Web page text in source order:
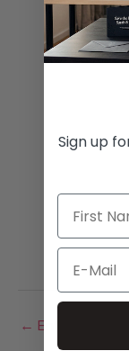
← Entrada
Sign up
Email